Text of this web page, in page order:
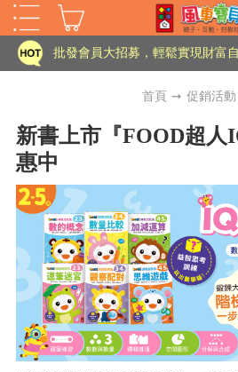
HOT
批發會員大招募，輕鬆實現財富
老師您好!!幼教會員火熱招募中~
海外購物免煩惱！點我查看『海
批發會員大招募，輕鬆實現財富
老師您好!!幼教會員火熱招募中~
海外購物免煩惱！點我查看『海
首頁 ➙ 促銷活動
新書上市『FOOD超人
惠中